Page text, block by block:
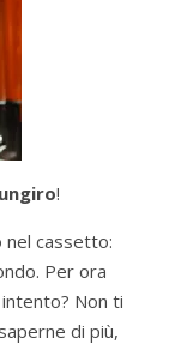
!
nel cassetto:
Per ora
Non ti
di più,